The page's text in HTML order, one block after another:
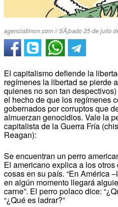
agenciatimon.com // SÃ¡bado 25 de julio
El capitalismo defiende la
regímenes la libertad se pierde
quienes no son tan
el hecho de que los regímenes
gobernados por corruptos que
almuerzan genocidios. Vale la
capitalista de la Guerra Fría
Reagan):
Se encuentran un perro
El americano explica a los
cosas en su país. “En América
en algún momento llegará
carne”. El perro polaco dice:
“¿Qué es ladrar?”